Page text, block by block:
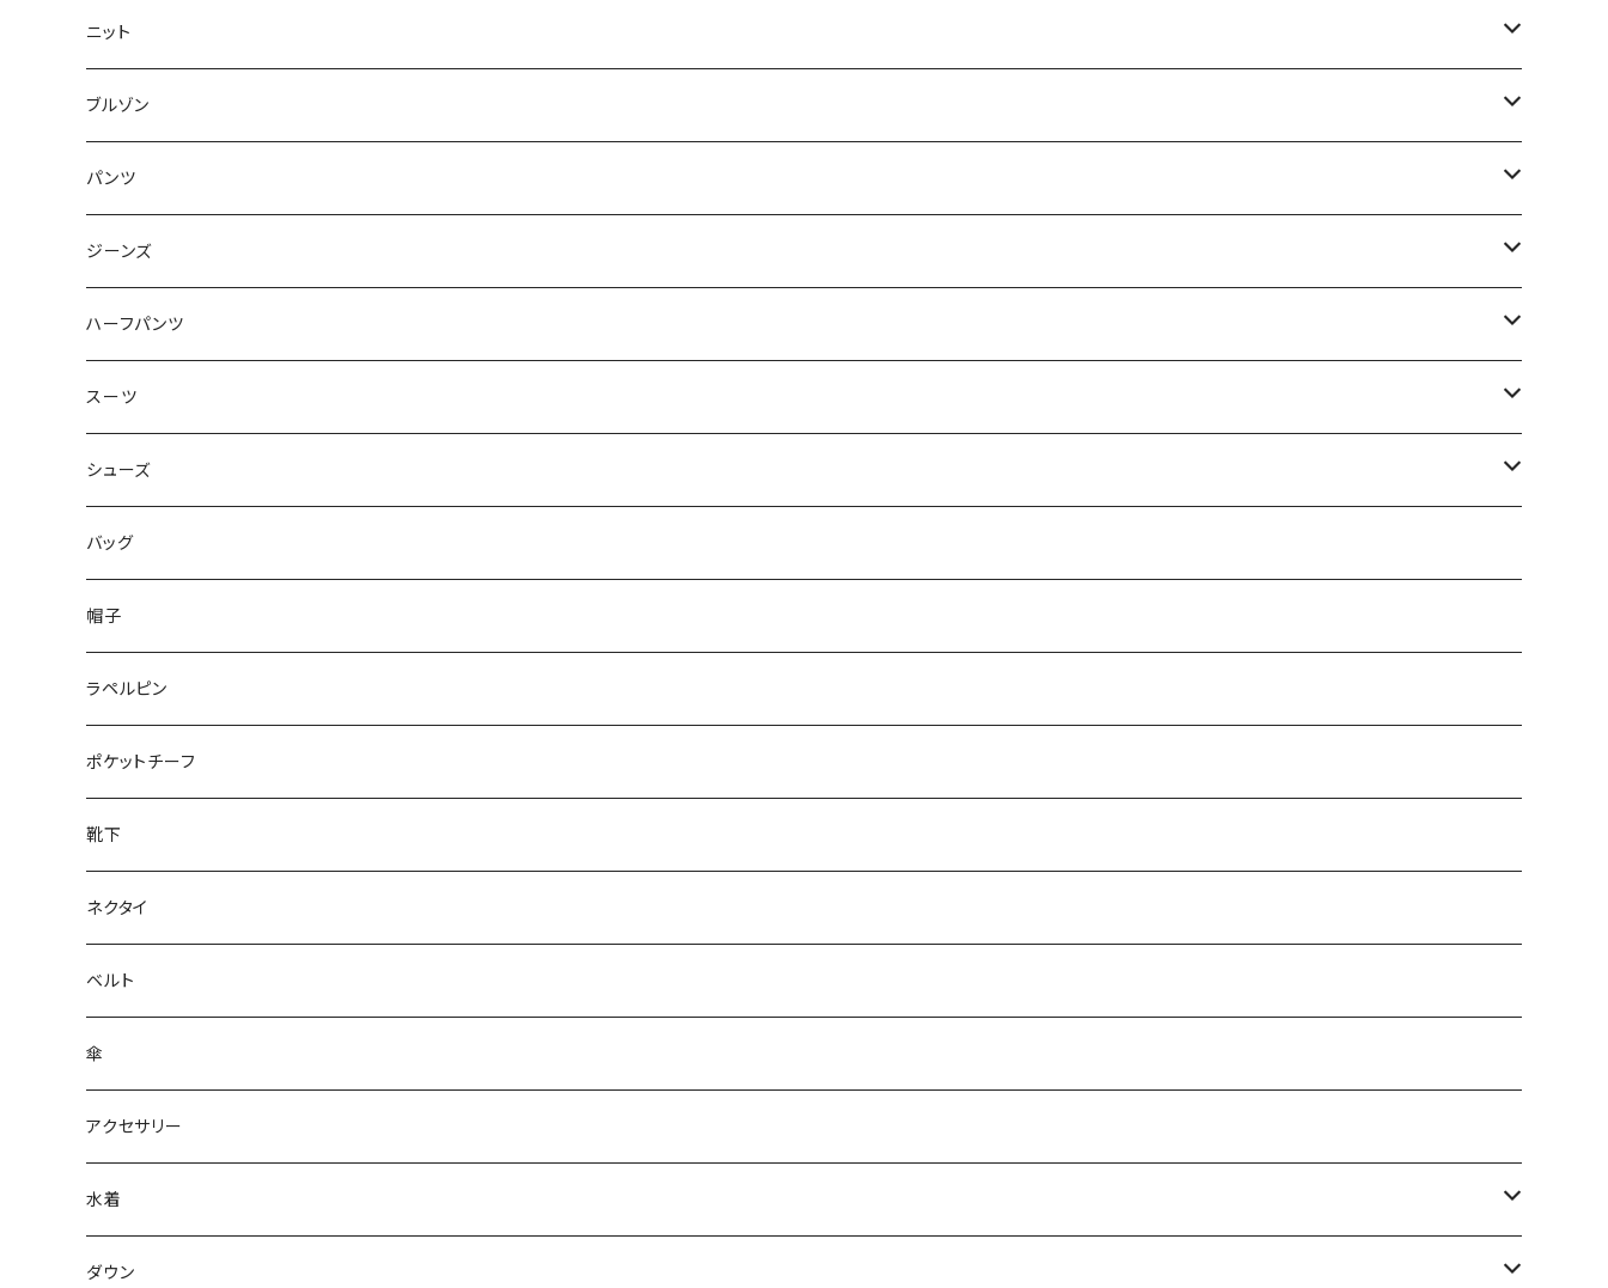
50/XL～
48/L
50/XL～
46/M
48/L
50/XL～
～44/S
46/M
48/L
50/XL～
ニット
～44/S
46/M
48/L
50/XL～
ブルゾン
～44/S
46/M
48/L
50/XL～
パンツ
～44/S
46/M
48/L
50/XL～
ジーンズ
～44/S
46/M
48/L
50/XL～
ハーフパンツ
～44/S
46/M
48/L
50/XL～
スーツ
～44/S
46/M
48/L
50/XL～
シューズ
～25.5cm
26cm～
27cm～
28cm～
バッグ
帽子
ラペルピン
ポケットチーフ
靴下
ネクタイ
ベルト
傘
アクセサリー
水着
～44/S
ダウン